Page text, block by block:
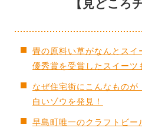
【見どころ
畳の原料い草がなんとス
優秀賞を受賞したスイーツ
なぜ住宅街にこんなもの
白いゾウを発見！
早島町唯一のクラフトビー